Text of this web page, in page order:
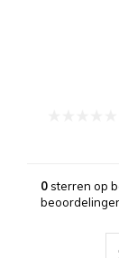
0sterren op